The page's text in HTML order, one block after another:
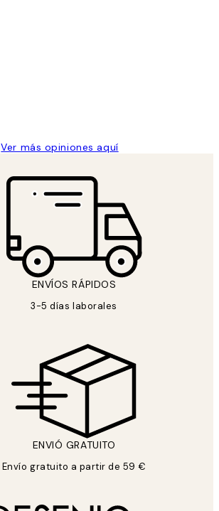
Ver más opiniones aquí
ENVÍOS RÁPIDOS
3-5 días laborales
ENVIÓ GRATUITO
Envío gratuito a partir de 59 €